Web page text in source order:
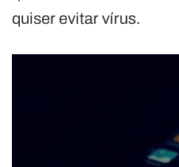
quiser evitar vírus.